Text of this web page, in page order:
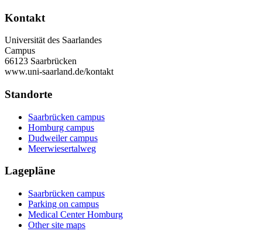
Kontakt
Universität des Saarlandes
Campus
66123 Saarbrücken
www.uni-saarland.de/kontakt
Standorte
Saarbrücken campus
Homburg campus
Dudweiler campus
Meerwiesertalweg
Lagepläne
Saarbrücken campus
Parking on campus
Medical Center Homburg
Other site maps